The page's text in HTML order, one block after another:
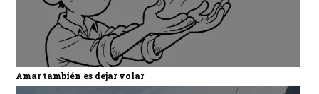
Amar también es dejar volar